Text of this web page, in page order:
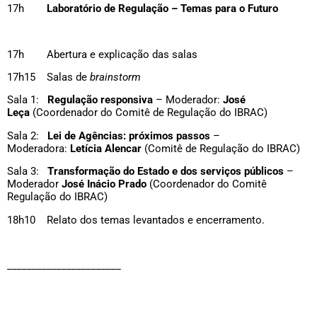
17h Laboratório de Regulação – Temas para o Futuro
17h Abertura e explicação das salas
17h15 Salas de brainstorm
Sala 1:
Regulação responsiva – Moderador: José
Leça (Coordenador do Comitê de Regulação do IBRAC)
Sala 2: Lei de Agências: próximos passos –
Moderadora: Letícia Alencar (Comitê de Regulação do IBRAC)
Sala 3: Transformação do Estado e dos serviços públicos –
Moderador José Inácio Prado (Coordenador do Comitê
Regulação do IBRAC)
18h10 Relato dos temas levantados e encerramento.